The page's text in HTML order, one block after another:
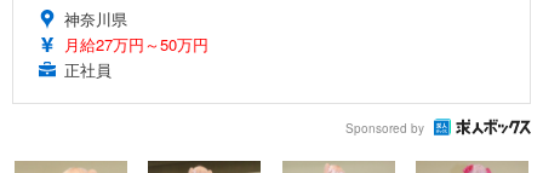
神奈川県
月給27万円～50万円
正社員
Sponsored by